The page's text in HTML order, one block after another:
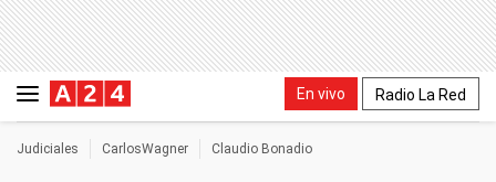
En vivo Radio La Red
Judiciales CarlosWagner Claudio Bonadio